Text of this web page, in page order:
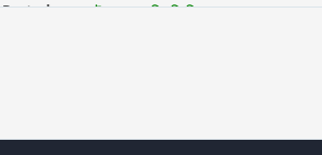
Posted:৩০ জুলাই ২০২৬, হাবিপ্রবি, দিনাজপুর